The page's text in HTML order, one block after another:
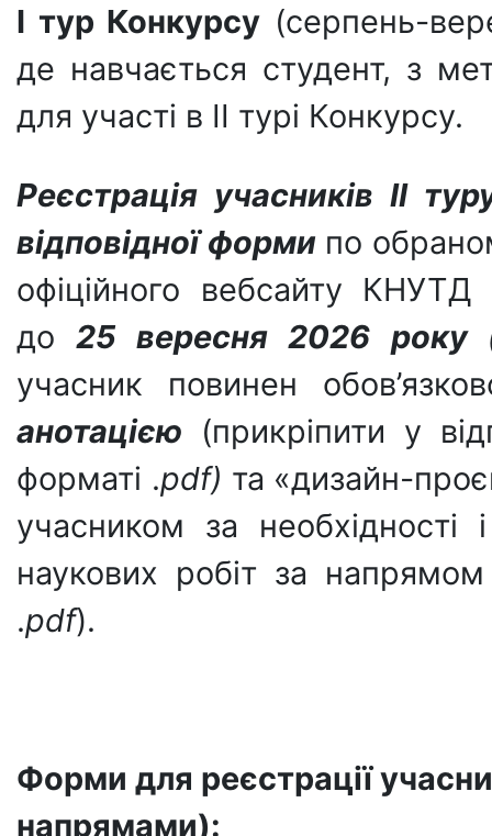
І тур Конкурсу (серпень-
де навчається студент, з
для участі в ІІ турі Конкурсу.
Реєстрація учасників ІІ
відповідної формипо
офіційного вебсайту
до25 вересня 2026 року
учасник повинен
анотацією (прикріпити у
форматі .pdf) та «дизайн-
учасником за необхідності
наукових робіт за
.pdf).
Форми для реєстрації
напрямами):